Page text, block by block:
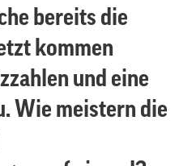
bereits die
kommen
und eine
Wie meistern die